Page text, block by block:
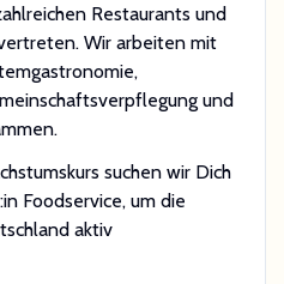
Restaurants und
Wir arbeiten mit
und
suchen wir Dich
Foodservice, um die
aktiv